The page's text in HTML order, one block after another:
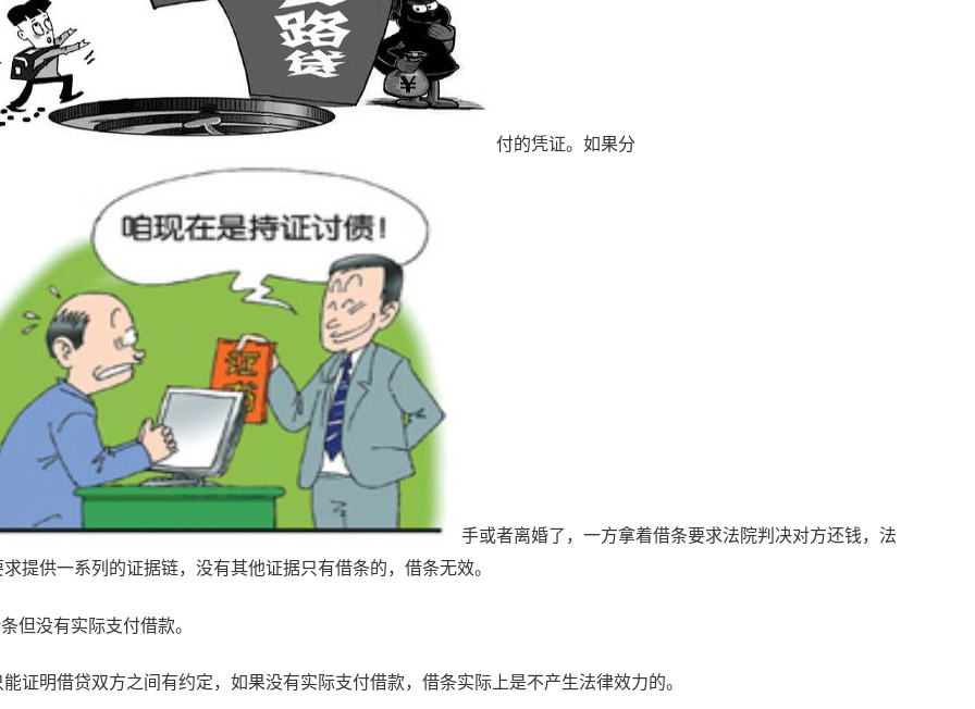
付的凭证。如果分
手或者离婚了，一方拿着借条要求法院判决对方还钱，法
提供一系列的证据链，没有其他证据只有借条的，借条无效。
没有实际支付借款。
明借贷双方之间有约定，如果没有实际支付借款，借条实际上是不产生法律效力的。